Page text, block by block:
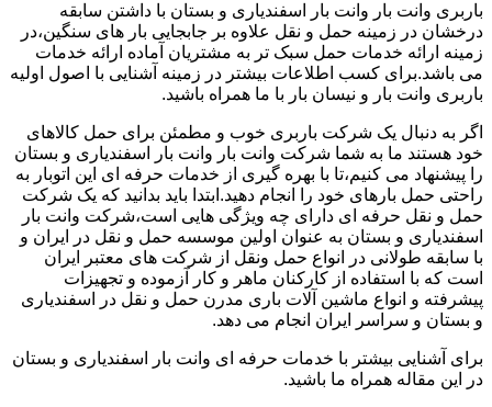
باربری وانت بار وانت بار اسفندیاری و بستان با داشتن سابقه
درخشان در زمینه حمل و نقل علاوه بر جابجایی بار های سنگین،در
زمینه ارائه خدمات حمل سبک تر به مشتریان آماده ارائه خدمات
می باشد.برای کسب اطلاعات بیشتر در زمینه آشنایی با اصول اولیه
باربری وانت بار و نیسان بار با ما همراه باشید.
اگر به دنبال یک شرکت باربری خوب و مطمئن برای حمل کالاهای
خود هستند ما به شما شرکت وانت بار وانت بار اسفندیاری و بستان
را پیشنهاد می کنیم،تا با بهره گیری از خدمات حرفه ای این اتوبار به
راحتی حمل بارهای خود را انجام دهید.ابتدا باید بدانید که یک شرکت
حمل و نقل حرفه ای دارای چه ویژگی هایی است،شرکت وانت بار
اسفندیاری و بستان به عنوان اولین موسسه حمل و نقل در ایران و
با سابقه طولانی در انواع حمل ونقل از شرکت های معتبر ایران
است که با استفاده از کارکنان ماهر و کار آزموده و تجهیزات
پیشرفته و انواع ماشین آلات باری مدرن حمل و نقل در اسفندیاری
و بستان و سراسر ایران انجام می دهد.
برای آشنایی بیشتر با خدمات حرفه ای وانت بار اسفندیاری و بستان
در این مقاله همراه ما باشید.